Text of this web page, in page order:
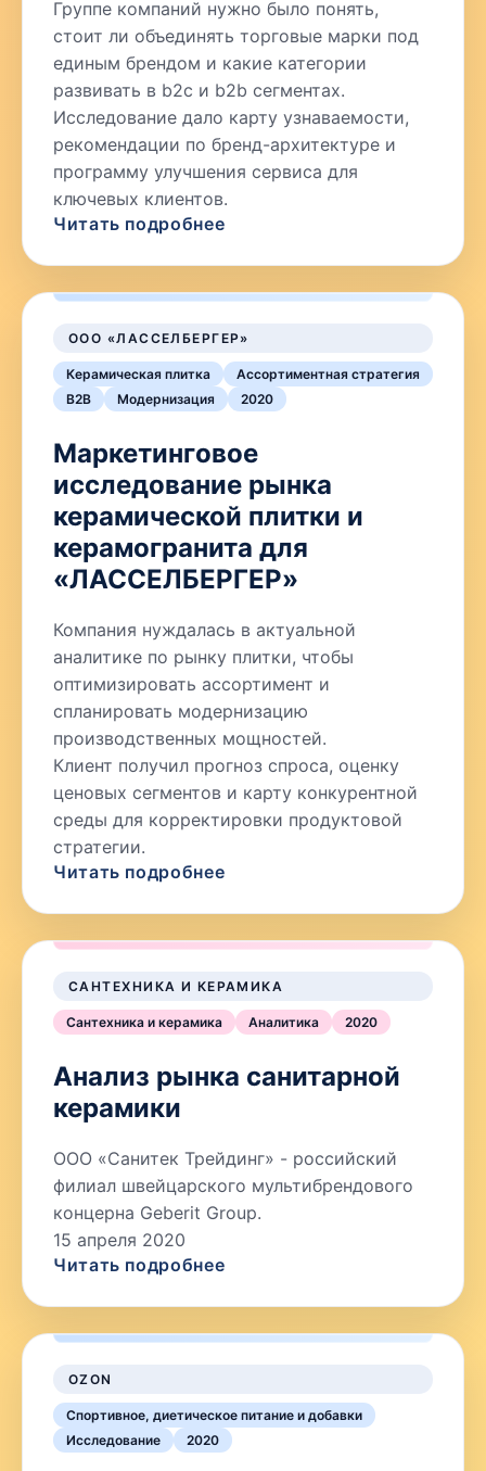
Группе компаний нужно было понять,
стоит ли объединять торговые марки под
единым брендом и какие категории
развивать в b2c и b2b сегментах.
Исследование дало карту узнаваемости,
рекомендации по бренд-архитектуре и
программу улучшения сервиса для
ключевых клиентов.
Читать подробнее
ООО «ЛАССЕЛБЕРГЕР»
Керамическая плитка
Ассортиментная стратегия
B2B
Модернизация 2020
Маркетинговое
исследование рынка
керамической плитки и
керамогранита для
«ЛАССЕЛБЕРГЕР»
Компания нуждалась в актуальной
аналитике по рынку плитки, чтобы
оптимизировать ассортимент и
спланировать модернизацию
производственных мощностей.
Клиент получил прогноз спроса, оценку
ценовых сегментов и карту конкурентной
среды для корректировки продуктовой
стратегии.
Читать подробнее
САНТЕХНИКА И КЕРАМИКА
Сантехника и керамика Аналитика 2020
Анализ рынка санитарной
керамики
ООО «Санитек Трейдинг» - российский
филиал швейцарского мультибрендового
концерна Geberit Group.
15 апреля 2020
Читать подробнее
OZON
Спортивное, диетическое питание и добавки
Исследование
2020